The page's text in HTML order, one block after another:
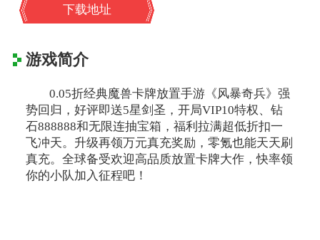
下载地址
游戏简介
0.05折经典魔兽卡牌放置手游《风暴奇兵》强
势回归，好评即送5星剑圣，开局VIP10特权、钻
石888888和无限连抽宝箱，福利拉满超低折扣一
飞冲天。升级再领万元真充奖励，零氪也能天天刷
真充。全球备受欢迎高品质放置卡牌大作，快率领
你的小队加入征程吧！